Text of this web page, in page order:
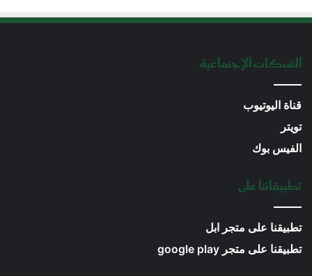
الشبكات الإجتماعية
قناة اليوتيوب
تويتر
الفيس بوك
تطبيقاتنا على
تطبيقنا على متجر ابل
تطبيقنا على متجر google play